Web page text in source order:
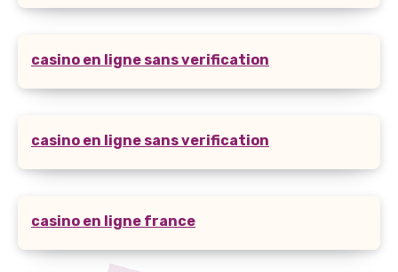
casino en ligne sans verification
casino en ligne sans verification
casino en ligne france